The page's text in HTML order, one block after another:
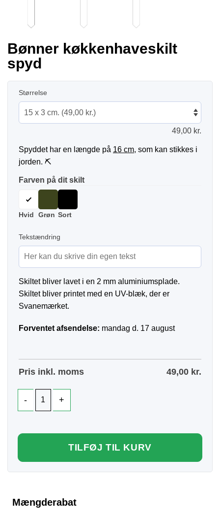
Bønner køkkenhaveskilt
spyd
Størrelse
49,00 kr.
Spyddet har en længde på 16 cm, som kan stikkes i
jorden. ⛏
Farven på dit skilt
Hvid Grøn Sort
Tekstændring
Skiltet bliver lavet i en 2 mm aluminiumsplade.
Skiltet bliver printet med en UV-blæk, der er
Svanemærket.
Forventet afsendelse: mandag d. 17 august
Pris inkl. moms 49,00 kr.
TILFØJ TIL KURV
Mængderabat